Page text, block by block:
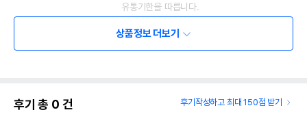
유통기한을 따릅니다.
상품정보 더보기
후기 총 0 건 후기작성하고 최대 150점 받기